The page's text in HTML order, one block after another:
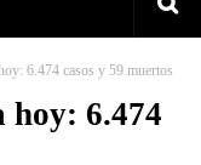
6.474 casos y 59 muertos
hoy: 6.474